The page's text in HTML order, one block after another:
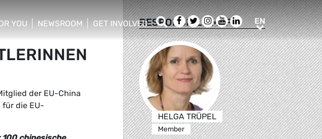
YOU
NEWSROOM
GET INVOLVED
show/hide sub menu
SearchFacebook
TwitterInstagram
Youtube
LinkedIn
ENEN
der EU-China
für die EU-
RESPONSIBLE MEPS
HELGA TRÜPEL
Member